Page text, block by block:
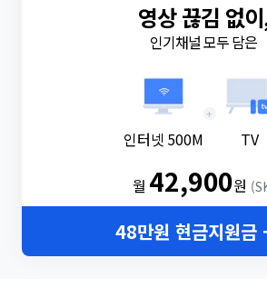
영상 끊김 없
인기채널 모두 담은
인터넷 500M
+
TV
월 42,900원
48만원 현금지원금